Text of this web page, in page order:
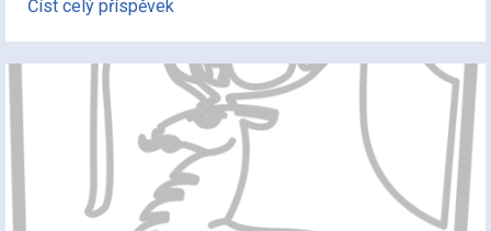
Číst celý příspěvek